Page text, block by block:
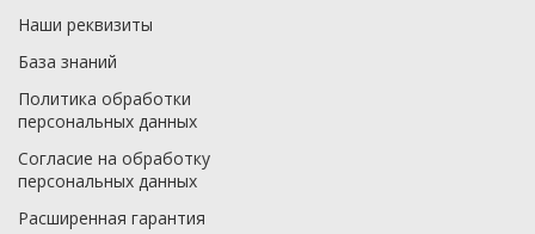
Наши реквизиты
База знаний
Политика обработки
персональных данных
Согласие на обработку
персональных данных
Расширенная гарантия